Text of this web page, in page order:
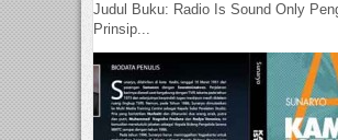
Judul Buku: Radio Is Sound Only
Prinsip...